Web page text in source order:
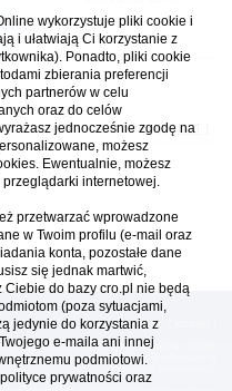
+ 1 (Polska - czas zimowy) [ DST
[reklama ] [
cookies do prawidłowego działania, te pliki
korzystanie z serwisu; więcej informacji w
wykorzystuje pliki cookie i
i ułatwiają Ci korzystanie z
Ponadto, pliki cookie
zbierania preferencji
partnerów w celu
oraz do celów
jednocześnie zgodę na
możesz
Ewentualnie, możesz
internetowej.
przetwarzać wprowadzone
w Twoim profilu (e-mail oraz
konta, pozostałe dane
się jednak martwić,
do bazy cro.pl nie będą
(poza sytuacjami,
jedynie do korzystania z
e-maila ani innej
podmiotowi.
polityce prywatności oraz